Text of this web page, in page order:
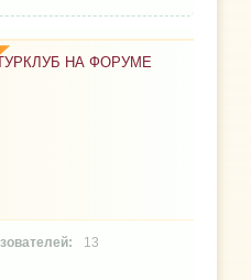
НА ФОРУМЕ
13